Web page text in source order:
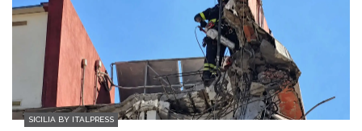
SICILIA BY ITALPRESS